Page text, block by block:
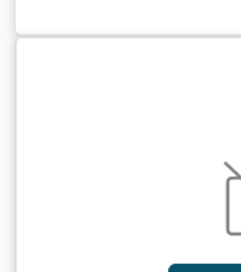
Baujahr 2017 Gebraucht
der Kurt König
Hinweise: - Zustand:
Besichtigung in 37574
Preis 2.200 EUR zzgl.